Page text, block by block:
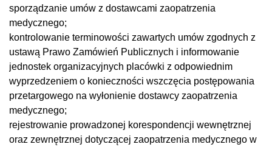
sporządzanie umów z dostawcami zaopatrzenia
medycznego;
kontrolowanie terminowości zawartych umów zgodnych z
ustawą Prawo Zamówień Publicznych i informowanie
jednostek organizacyjnych placówki z odpowiednim
wyprzedzeniem o konieczności wszczęcia postępowania
przetargowego na wyłonienie dostawcy zaopatrzenia
medycznego;
rejestrowanie prowadzonej korespondencji wewnętrznej
oraz zewnętrznej dotyczącej zaopatrzenia medycznego w